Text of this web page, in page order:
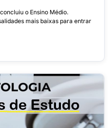
o Ensino Médio.
mais baixas para entrar